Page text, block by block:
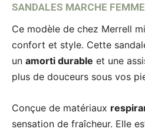
SANDALES MARCHE
Ce modèle de chez Merrell
confort et style. Cette
un amorti durable et une
plus de douceurs sous vos
Conçue de matériaux
sensation de fraîcheur. Elle